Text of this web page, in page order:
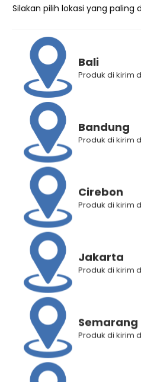
(0 customer reviews)
Kategori Parfum Rambut
Brand: Makarizo Hair Energy
Deskripsi Produk
Informasi Tambahan
Penilaian Produk (0)
RELATED PRODUCTS
Silakan pilih lokasi yang
Bali
Produk di kirim
Bandung
Produk di kirim
Cirebon
Produk di kirim
Jakarta
Produk di kirim
Semarang
Produk di kirim